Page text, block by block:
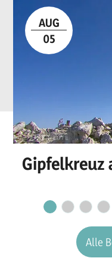
AUG
05
Gipfelkreuz
Alle